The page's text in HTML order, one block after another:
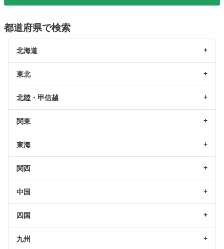
都道府県で検索
北海道
東北
北陸・甲信越
関東
東海
関西
中国
四国
九州